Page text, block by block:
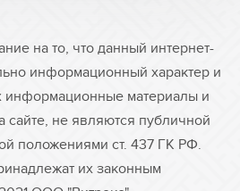
на то, что данный интернет-
информационный характер и
информационные материалы и
не являются публичной
положениями ст. 437 ГК РФ.
их законным